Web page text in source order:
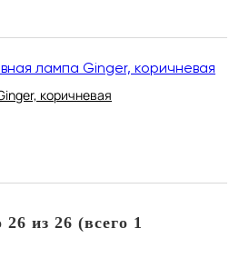
коричневая
из 26 (всего 1